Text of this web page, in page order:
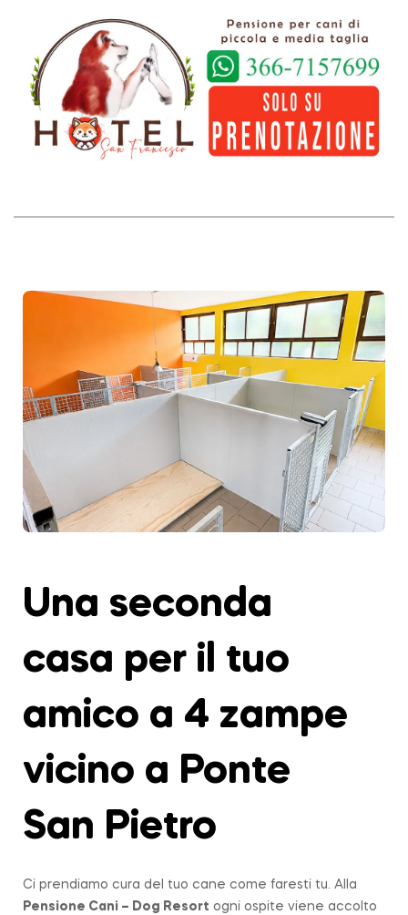
Una seconda
casa per il tuo
amico a 4 zampe
vicino a Ponte
San Pietro
Ci prendiamo cura del tuo cane come faresti tu. Alla
Pensione Cani – Dog Resort ogni ospite viene accolto